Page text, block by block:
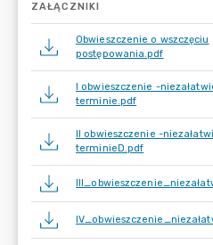
ZAŁĄCZNIKI
Obwieszczenie o wszczęciu
postępowania.pdf
I obwieszczenie -
terminie.pdf
II obwieszczenie -
terminieD.pdf